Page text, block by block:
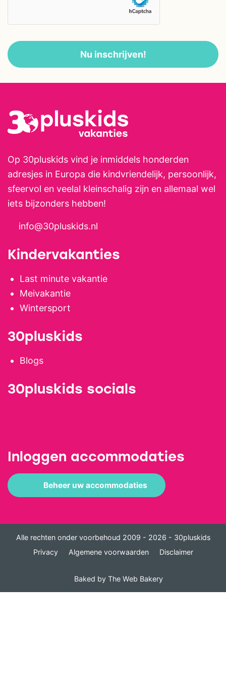
hutten te bouwen, te rennen of
stille plekjes te zoeken voor een
middag picknick. Het
dichtstbijzijnde dorp met bakker
en winkels ligt op ongeveer 10
minuten rijden. De stad Rodez,
musea en gezelligheid, bereik je
in circa 35 minuten. De omgeving
glooiend, ideaal voor ontspannen
wandelingen en rustige
familiefietstochten.
Nu inschrijven!
Op 30pluskids vind je inmiddels honderden
adresjes in Europa die kindvriendelijk, persoonlijk,
sfeervol en veelal kleinschalig zijn en allemaal wel
iets bijzonders hebben!
info@30pluskids.nl
Kindervakanties
Last minute vakantie
Meivakantie
Wintersport
30pluskids
Blogs
30pluskids socials
Inloggen accommodaties
Beheer uw accommodaties
Alle rechten onder voorbehoud 2009 - 2026 - 30pluskids
Privacy
Algemene voorwaarden Disclaimer
Baked by The Web Bakery